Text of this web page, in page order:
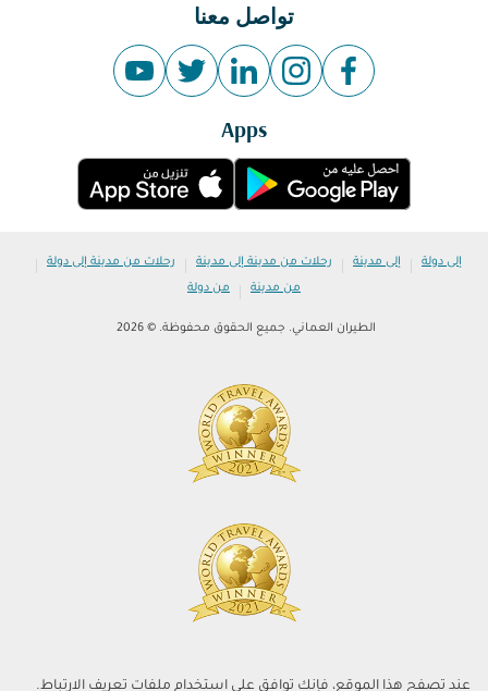
عند تصفح هذا الموقع، فإنك توافق على استخدام ملفات تعريف الارتباط.
تواصل معنا
Apps
إلى دولة | إلى مدينة | رحلات من مدينة إلى مدينة | رحلات من مدينة إلى دولة |
من مدينة | من دولة
الطيران العماني. جميع الحقوق محفوظة. © 2026